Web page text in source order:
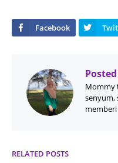
Mommy
senyum,
RELATED POSTS